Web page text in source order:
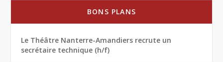
BONS PLANS
Le Théâtre Nanterre-Amandiers recrute un
secrétaire technique (h/f)